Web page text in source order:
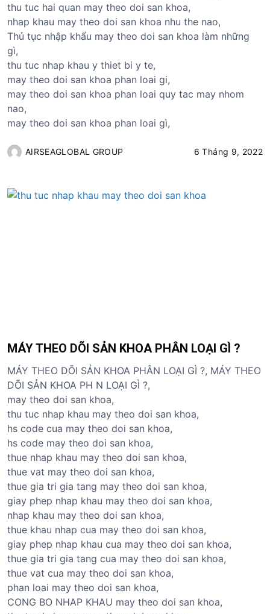
thu tuc hai quan may theo doi san khoa,
nhap khau may theo doi san khoa nhu the nao,
Thủ tục nhập khẩu may theo doi san khoa làm những
gì,
thu tuc nhap khau y thiet bi y te,
may theo doi san khoa phan loai gi,
may theo doi san khoa phan loai quy tac may nhom
nao,
may theo doi san khoa phan loai gì,
AIRSEAGLOBAL GROUP 6 Tháng 9, 2022
MÁY THEO DÕI SẢN KHOA PHÂN LOẠI GÌ ?
MÁY THEO DÕI SẢN KHOA PHÂN LOẠI GÌ ?, MÁY THEO
DÕI SẢN KHOA PH N LOẠI GÌ ?,
may theo doi san khoa,
thu tuc nhap khau may theo doi san khoa,
hs code cua may theo doi san khoa,
hs code may theo doi san khoa,
thue nhap khau may theo doi san khoa,
thue vat may theo doi san khoa,
thue gia tri gia tang may theo doi san khoa,
giay phep nhap khau may theo doi san khoa,
nhap khau may theo doi san khoa,
thue khau nhap cua may theo doi san khoa,
giay phep nhap khau cua may theo doi san khoa,
thue gia tri gia tang cua may theo doi san khoa,
thue vat cua may theo doi san khoa,
phan loai may theo doi san khoa,
CONG BO NHAP KHAU may theo doi san khoa,